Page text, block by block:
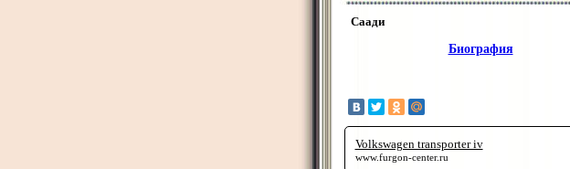
Саади
Биография
Volkswagen transporter iv
www.furgon-center.ru